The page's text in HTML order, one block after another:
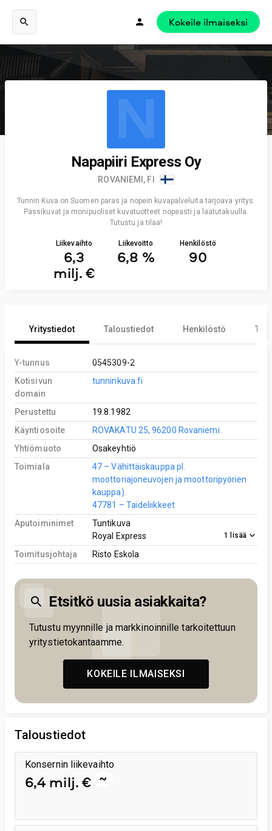
Kokeile ilmaiseksi
N
Napapiiri Express Oy
ROVANIEMI, FI
Tunnin Kuva on Suomen paras ja nopein kuvapalveluita tarjoava yritys.
Passikuvat ja monipuoliset kuvatuotteet nopeasti ja laatutakuulla.
Tutustu ja tilaa!
Liikevaihto
6,3
milj. €
Liikevoitto
6,8 %
Henkilöstö
90
Yritystiedot Taloustiedot Henkilöstö
Y-tunnus
0545309-2
Kotisivun
domain
tunninkuva.fi
Perustettu
19.8.1982
Käyntiosoite
ROVAKATU 25, 96200 Rovaniemi
Yhtiömuoto
Osakeyhtiö
Toimiala
47 – Vähittäiskauppa pl.
moottoriajoneuvojen ja moottoripyörien
kauppa)
47781 – Taideliikkeet
Aputoiminimet
Tuntikuva
Royal Express
1 lisää
Toimitusjohtaja Risto Eskola
Etsitkö uusia asiakkaita?
Tutustu myynnille ja markkinoinnille tarkoitettuun
yritystietokantaamme.
KOKEILE ILMAISEKSI
Taloustiedot
Konsernin liikevaihto
6,4 milj. € ~